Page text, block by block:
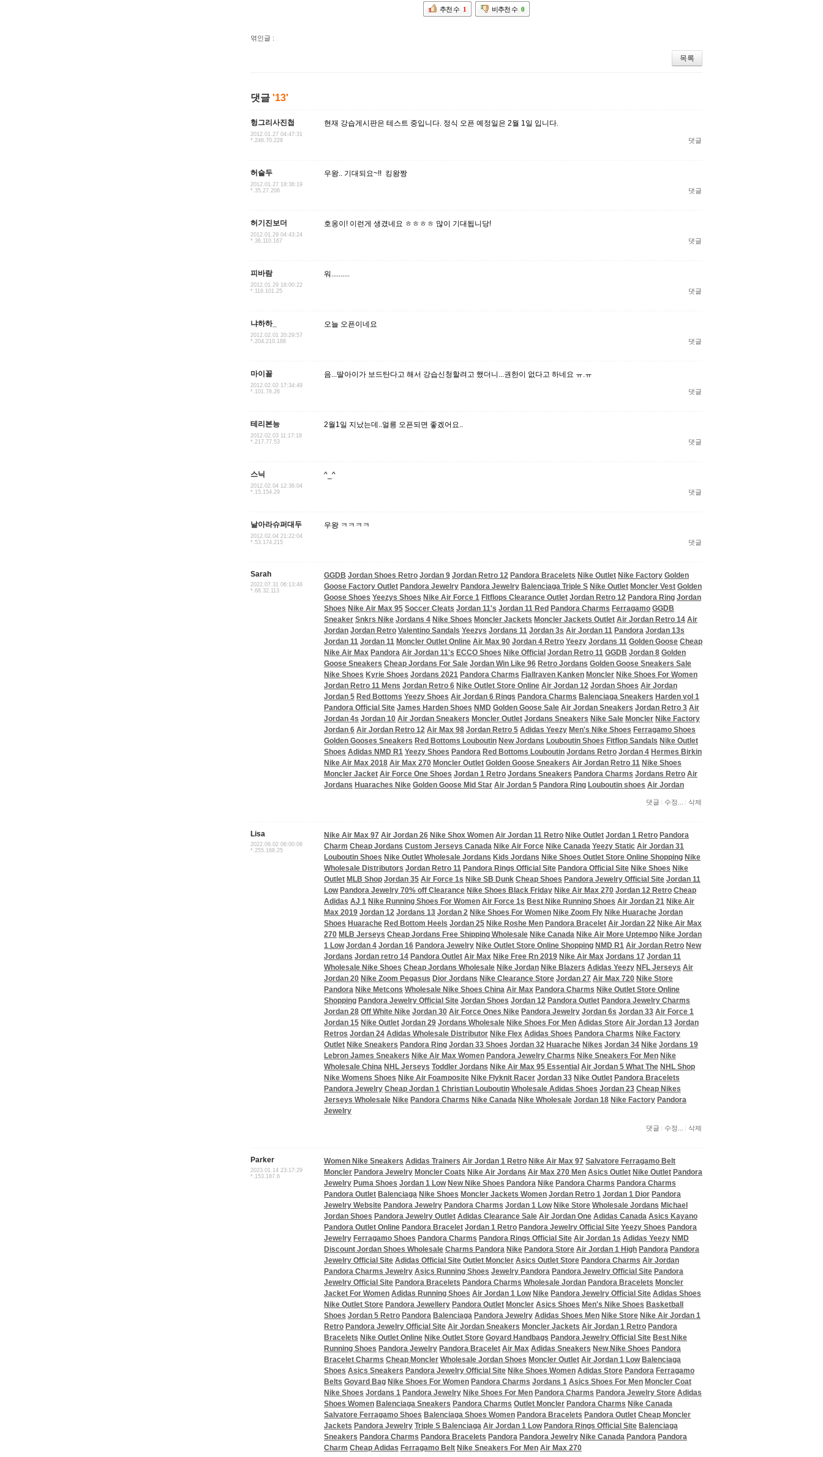
추천 수 1 비추천 수 0
엮인글 :
목록
댓글 '13'
헝그리사진첩
2012.01.27 04:47:31
*.246.70.228
현재 강습게시판은 테스트 중입니다. 정식 오픈 예정일은 2월 1일 입니다.
댓글
허슬두
2012.01.27 18:36:19
*.35.27.206
우왕.. 기대되요~!! 킹왕짱
댓글
허기진보더
2012.01.29 04:43:24
*.36.110.167
호옹이! 이런게 생겼네요 ㅎㅎㅎㅎ 많이 기대됩니당!
댓글
피바람
2012.01.29 18:00:22
*.116.101.25
워..........
댓글
냐하하_
2012.02.01 20:29:57
*.204.210.188
오늘 오픈이네요
댓글
마이꼴
2012.02.02 17:34:49
*.101.78.26
음...딸아이가 보드탄다고 해서 강습신청할려고 했더니...권한이 없다고 하네요 ㅠ.ㅠ
댓글
테리본능
2012.02.03 11:17:18
*.217.77.53
2월1일 지났는데..얼릉 오픈되면 좋겠어요..
댓글
스닉
2012.02.04 12:36:04
*.15.154.29
^_^
댓글
날아라슈퍼대두
2012.02.04 21:22:04
*.53.174.215
우왕 ㅋㅋㅋㅋ
댓글
Sarah
2022.07.31 06:13:48
*.68.32.113
GGDB Jordan Shoes Retro Jordan 9 Jordan Retro 12 Pandora Bracelets Nike Outlet Nike Factory Golden
Goose Factory Outlet Pandora Jewelry Pandora Jewelry Balenciaga Triple S Nike Outlet Moncler Vest Golden
Goose Shoes Yeezys Shoes Nike Air Force 1 Fitflops Clearance Outlet Jordan Retro 12 Pandora Ring Jordan
Shoes Nike Air Max 95 Soccer Cleats Jordan 11's Jordan 11 Red Pandora Charms Ferragamo GGDB
Sneaker Snkrs Nike Jordans 4 Nike Shoes Moncler Jackets Moncler Jackets Outlet Air Jordan Retro 14 Air
Jordan Jordan Retro Valentino Sandals Yeezys Jordans 11 Jordan 3s Air Jordan 11 Pandora Jordan 13s
Jordan 11 Jordan 11 Moncler Outlet Online Air Max 90 Jordan 4 Retro Yeezy Jordans 11 Golden Goose Cheap
Nike Air Max Pandora Air Jordan 11's ECCO Shoes Nike Official Jordan Retro 11 GGDB Jordan 8 Golden
Goose Sneakers Cheap Jordans For Sale Jordan Win Like 96 Retro Jordans Golden Goose Sneakers Sale
Nike Shoes Kyrie Shoes Jordans 2021 Pandora Charms Fjallraven Kanken Moncler Nike Shoes For Women
Jordan Retro 11 Mens Jordan Retro 6 Nike Outlet Store Online Air Jordan 12 Jordan Shoes Air Jordan
Jordan 5 Red Bottoms Yeezy Shoes Air Jordan 6 Rings Pandora Charms Balenciaga Sneakers Harden vol 1
Pandora Official Site James Harden Shoes NMD Golden Goose Sale Air Jordan Sneakers Jordan Retro 3 Air
Jordan 4s Jordan 10 Air Jordan Sneakers Moncler Outlet Jordans Sneakers Nike Sale Moncler Nike Factory
Jordan 6 Air Jordan Retro 12 Air Max 98 Jordan Retro 5 Adidas Yeezy Men's Nike Shoes Ferragamo Shoes
Golden Gooses Sneakers Red Bottoms Louboutin New Jordans Louboutin Shoes Fitflop Sandals Nike Outlet
Shoes Adidas NMD R1 Yeezy Shoes Pandora Red Bottoms Louboutin Jordans Retro Jordan 4 Hermes Birkin
Nike Air Max 2018 Air Max 270 Moncler Outlet Golden Goose Sneakers Air Jordan Retro 11 Nike Shoes
Moncler Jacket Air Force One Shoes Jordan 1 Retro Jordans Sneakers Pandora Charms Jordans Retro Air
Jordans Huaraches Nike Golden Goose Mid Star Air Jordan 5 Pandora Ring Louboutin shoes Air Jordan
댓글 수정... 삭제
Lisa
2022.09.02 06:00:06
*.255.168.25
Nike Air Max 97 Air Jordan 26 Nike Shox Women Air Jordan 11 Retro Nike Outlet Jordan 1 Retro Pandora
Charm Cheap Jordans Custom Jerseys Canada Nike Air Force Nike Canada Yeezy Static Air Jordan 31
Louboutin Shoes Nike Outlet Wholesale Jordans Kids Jordans Nike Shoes Outlet Store Online Shopping Nike
Wholesale Distributors Jordan Retro 11 Pandora Rings Official Site Pandora Official Site Nike Shoes Nike
Outlet MLB Shop Jordan 35 Air Force 1s Nike SB Dunk Cheap Shoes Pandora Jewelry Official Site Jordan 11
Low Pandora Jewelry 70% off Clearance Nike Shoes Black Friday Nike Air Max 270 Jordan 12 Retro Cheap
Adidas AJ 1 Nike Running Shoes For Women Air Force 1s Best Nike Running Shoes Air Jordan 21 Nike Air
Max 2019 Jordan 12 Jordans 13 Jordan 2 Nike Shoes For Women Nike Zoom Fly Nike Huarache Jordan
Shoes Huarache Red Bottom Heels Jordan 25 Nike Roshe Men Pandora Bracelet Air Jordan 22 Nike Air Max
270 MLB Jerseys Cheap Jordans Free Shipping Wholesale Nike Canada Nike Air More Uptempo Nike Jordan
1 Low Jordan 4 Jordan 16 Pandora Jewelry Nike Outlet Store Online Shopping NMD R1 Air Jordan Retro New
Jordans Jordan retro 14 Pandora Outlet Air Max Nike Free Rn 2019 Nike Air Max Jordans 17 Jordan 11
Wholesale Nike Shoes Cheap Jordans Wholesale Nike Jordan Nike Blazers Adidas Yeezy NFL Jerseys Air
Jordan 20 Nike Zoom Pegasus Dior Jordans Nike Clearance Store Jordan 27 Air Max 720 Nike Store
Pandora Nike Metcons Wholesale Nike Shoes China Air Max Pandora Charms Nike Outlet Store Online
Shopping Pandora Jewelry Official Site Jordan Shoes Jordan 12 Pandora Outlet Pandora Jewelry Charms
Jordan 28 Off White Nike Jordan 30 Air Force Ones Nike Pandora Jewelry Jordan 6s Jordan 33 Air Force 1
Jordan 15 Nike Outlet Jordan 29 Jordans Wholesale Nike Shoes For Men Adidas Store Air Jordan 13 Jordan
Retros Jordan 24 Adidas Wholesale Distributor Nike Flex Adidas Shoes Pandora Charms Nike Factory
Outlet Nike Sneakers Pandora Ring Jordan 33 Shoes Jordan 32 Huarache Nikes Jordan 34 Nike Jordans 19
Lebron James Sneakers Nike Air Max Women Pandora Jewelry Charms Nike Sneakers For Men Nike
Wholesale China NHL Jerseys Toddler Jordans Nike Air Max 95 Essential Air Jordan 5 What The NHL Shop
Nike Womens Shoes Nike Air Foamposite Nike Flyknit Racer Jordan 33 Nike Outlet Pandora Bracelets
Pandora Jewelry Cheap Jordan 1 Christian Louboutin Wholesale Adidas Shoes Jordan 23 Cheap Nikes
Jerseys Wholesale Nike Pandora Charms Nike Canada Nike Wholesale Jordan 18 Nike Factory Pandora
Jewelry
댓글 수정... 삭제
Parker
2023.01.14 23:17:29
*.153.187.6
Women Nike Sneakers Adidas Trainers Air Jordan 1 Retro Nike Air Max 97 Salvatore Ferragamo Belt
Moncler Pandora Jewelry Moncler Coats Nike Air Jordans Air Max 270 Men Asics Outlet Nike Outlet Pandora
Jewelry Puma Shoes Jordan 1 Low New Nike Shoes Pandora Nike Pandora Charms Pandora Charms
Pandora Outlet Balenciaga Nike Shoes Moncler Jackets Women Jordan Retro 1 Jordan 1 Dior Pandora
Jewelry Website Pandora Jewelry Pandora Charms Jordan 1 Low Nike Store Wholesale Jordans Michael
Jordan Shoes Pandora Jewelry Outlet Adidas Clearance Sale Air Jordan One Adidas Canada Asics Kayano
Pandora Outlet Online Pandora Bracelet Jordan 1 Retro Pandora Jewelry Official Site Yeezy Shoes Pandora
Jewelry Ferragamo Shoes Pandora Charms Pandora Rings Official Site Air Jordan 1s Adidas Yeezy NMD
Discount Jordan Shoes Wholesale Charms Pandora Nike Pandora Store Air Jordan 1 High Pandora Pandora
Jewelry Official Site Adidas Official Site Outlet Moncler Asics Outlet Store Pandora Charms Air Jordan
Pandora Charms Jewelry Asics Running Shoes Jewelry Pandora Pandora Jewelry Official Site Pandora
Jewelry Official Site Pandora Bracelets Pandora Charms Wholesale Jordan Pandora Bracelets Moncler
Jacket For Women Adidas Running Shoes Air Jordan 1 Low Nike Pandora Jewelry Official Site Adidas Shoes
Nike Outlet Store Pandora Jewellery Pandora Outlet Moncler Asics Shoes Men's Nike Shoes Basketball
Shoes Jordan 5 Retro Pandora Balenciaga Pandora Jewelry Adidas Shoes Men Nike Store Nike Air Jordan 1
Retro Pandora Jewelry Official Site Air Jordan Sneakers Moncler Jackets Air Jordan 1 Retro Pandora
Bracelets Nike Outlet Online Nike Outlet Store Goyard Handbags Pandora Jewelry Official Site Best Nike
Running Shoes Pandora Jewelry Pandora Bracelet Air Max Adidas Sneakers New Nike Shoes Pandora
Bracelet Charms Cheap Moncler Wholesale Jordan Shoes Moncler Outlet Air Jordan 1 Low Balenciaga
Shoes Asics Sneakers Pandora Jewelry Official Site Nike Shoes Women Adidas Store Pandora Ferragamo
Belts Goyard Bag Nike Shoes For Women Pandora Charms Jordans 1 Asics Shoes For Men Moncler Coat
Nike Shoes Jordans 1 Pandora Jewelry Nike Shoes For Men Pandora Charms Pandora Jewelry Store Adidas
Shoes Women Balenciaga Sneakers Pandora Charms Outlet Moncler Pandora Charms Nike Canada
Salvatore Ferragamo Shoes Balenciaga Shoes Women Pandora Bracelets Pandora Outlet Cheap Moncler
Jackets Pandora Jewelry Triple S Balenciaga Air Jordan 1 Low Pandora Rings Official Site Balenciaga
Sneakers Pandora Charms Pandora Bracelets Pandora Pandora Jewelry Nike Canada Pandora Pandora
Charm Cheap Adidas Ferragamo Belt Nike Sneakers For Men Air Max 270